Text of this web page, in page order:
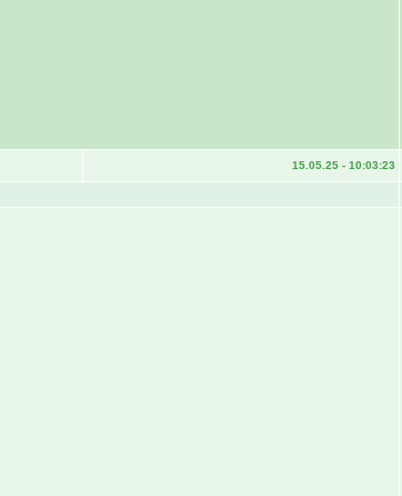
15.05.25 - 10:03:23